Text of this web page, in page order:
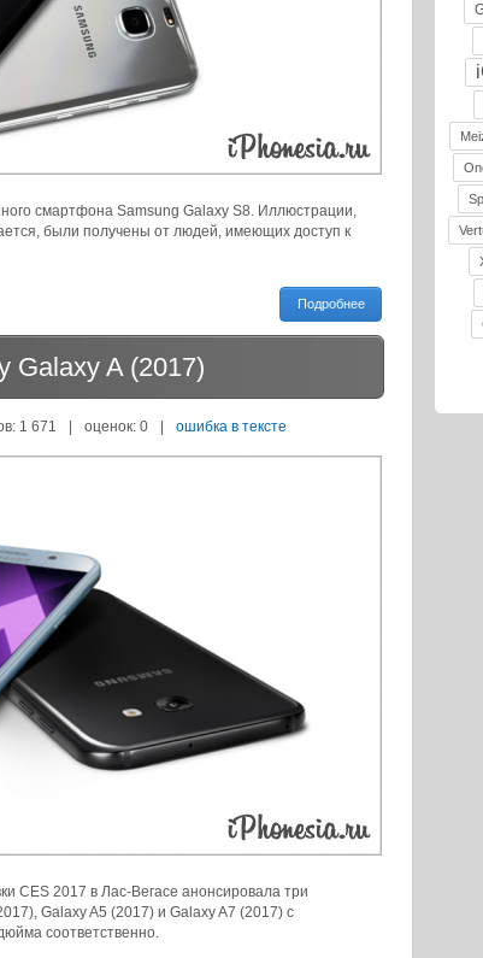
смартфона Samsung Galaxy S8. Иллюстрации,
были получены от людей, имеющих доступ к
Подробнее
Galaxy A (2017)
1 671 | оценок: 0 | ошибка в тексте
CES 2017 в Лас-Вегасе анонсировала три
Galaxy A5 (2017) и Galaxy A7 (2017) с
соответственно.